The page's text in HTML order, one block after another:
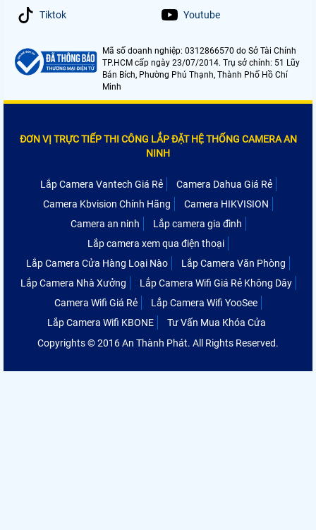
Tiktok Youtube
Mã số doanh nghiệp: 0312866570 do Sở Tài Chính
TP.HCM cấp ngày 23/07/2014. Trụ sở chính: 51 Lũy
Bán Bích, Phường Phú Thạnh, Thành Phố Hồ Chí
Minh
ĐƠN VỊ TRỰC TIẾP THI CÔNG LẮP ĐẶT HỆ THỐNG CAMERA AN
NINH
Lắp Camera Vantech Giá Rẻ
Camera Dahua Giá Rẻ
Camera Kbvision Chính Hãng
Camera HIKVISION
Camera an ninh
Lắp camera gia đình
Lắp camera xem qua điện thoại
Lắp Camera Cửa Hàng Loại Nào
Lắp Camera Văn Phòng
Lắp Camera Nhà Xưởng
Lắp Camera Wifi Giá Rẻ Không Dây
Camera Wifi Giá Rẻ
Lắp Camera Wifi YooSee
Lắp Camera Wifi KBONE
Tư Vấn Mua Khóa Cửa
Copyrights © 2016 An Thành Phát. All Rights Reserved.